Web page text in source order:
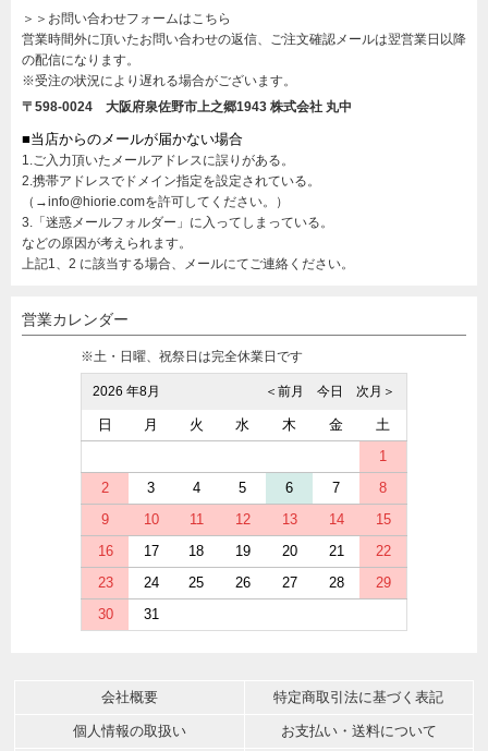
＞＞お問い合わせフォームはこちら
営業時間外に頂いたお問い合わせの返信、ご注文確認メールは翌営業日以降
の配信になります。
※受注の状況により遅れる場合がございます。
〒598-0024 大阪府泉佐野市上之郷1943 株式会社 丸中
■当店からのメールが届かない場合
1.ご入力頂いたメールアドレスに誤りがある。
2.携帯アドレスでドメイン指定を設定されている。
（→info@hiorie.comを許可してください。）
3.「迷惑メールフォルダー」に入ってしまっている。
などの原因が考えられます。
上記1、2 に該当する場合、メールにてご連絡ください。
営業カレンダー
※土・日曜、祝祭日は完全休業日です
2026 年8月 次月＞
今日
＜前月
日 月 火 水 木 金
土
1
2
3 4 5 6 7
8
9
10 11 12 13 14
15
16
17 18 19 20 21
22
23
24 25 26 27 28
29
30
31
会社概要 特定商取引法に基づく表記
個人情報の取扱い お支払い・送料について